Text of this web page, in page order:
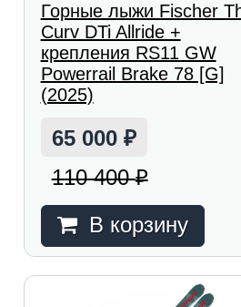
Горные лыжи Fischer
Curv DTi Allride +
крепления RS11 GW
Powerrail Brake 78 [G]
(2025)
65 000 ₽
110 400₽
В корзину